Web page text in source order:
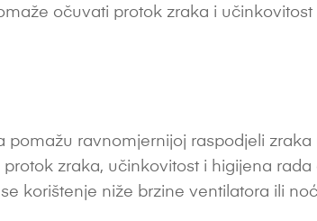
očuvati protok zraka i učinkovitost
ravnomjernijoj raspodjeli zraka
zraka, učinkovitost i higijena rada
korištenje niže brzine ventilatora ili